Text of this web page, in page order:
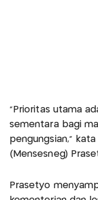
"Prioritas utama
sementara bagi
pengungsian,"
(Mensesneg)
Prasetyo